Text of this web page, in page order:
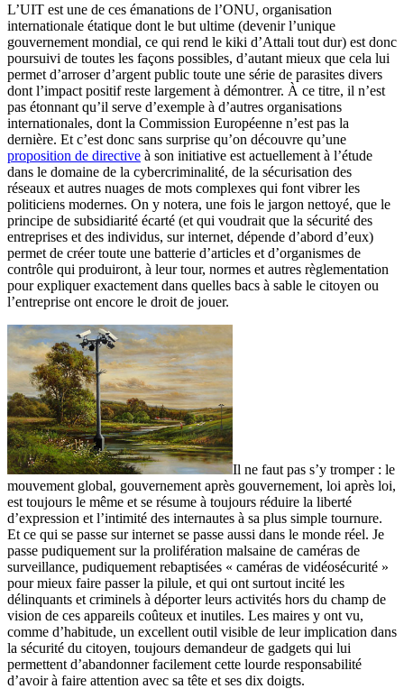
L’UIT est une de ces émanations de l’ONU, organisation
internationale étatique dont le but ultime (devenir l’unique
gouvernement mondial, ce qui rend le kiki d’Attali tout dur) est donc
poursuivi de toutes les façons possibles, d’autant mieux que cela lui
permet d’arroser d’argent public toute une série de parasites divers
dont l’impact positif reste largement à démontrer. À ce titre, il n’est
pas étonnant qu’il serve d’exemple à d’autres organisations
internationales, dont la Commission Européenne n’est pas la
dernière. Et c’est donc sans surprise qu’on découvre qu’une
proposition de directive à son initiative est actuellement à l’étude
dans le domaine de la cybercriminalité, de la sécurisation des
réseaux et autres nuages de mots complexes qui font vibrer les
politiciens modernes. On y notera, une fois le jargon nettoyé, que le
principe de subsidiarité écarté (et qui voudrait que la sécurité des
entreprises et des individus, sur internet, dépende d’abord d’eux)
permet de créer toute une batterie d’articles et d’organismes de
contrôle qui produiront, à leur tour, normes et autres règlementation
pour expliquer exactement dans quelles bacs à sable le citoyen ou
l’entreprise ont encore le droit de jouer.
Il ne faut pas s’y tromper : le
mouvement global, gouvernement après gouvernement, loi après loi,
est toujours le même et se résume à toujours réduire la liberté
d’expression et l’intimité des internautes à sa plus simple tournure.
Et ce qui se passe sur internet se passe aussi dans le monde réel. Je
passe pudiquement sur la prolifération malsaine de caméras de
surveillance, pudiquement rebaptisées « caméras de vidéosécurité »
pour mieux faire passer la pilule, et qui ont surtout incité les
délinquants et criminels à déporter leurs activités hors du champ de
vision de ces appareils coûteux et inutiles. Les maires y ont vu,
comme d’habitude, un excellent outil visible de leur implication dans
la sécurité du citoyen, toujours demandeur de gadgets qui lui
permettent d’abandonner facilement cette lourde responsabilité
d’avoir à faire attention avec sa tête et ses dix doigts.